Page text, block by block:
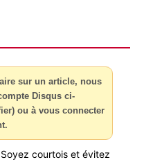
sur un article, nous
Disqus ci-
ou à vous connecter
courtois et évitez